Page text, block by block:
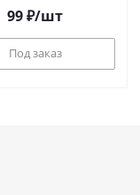
99₽/шт
Под заказ